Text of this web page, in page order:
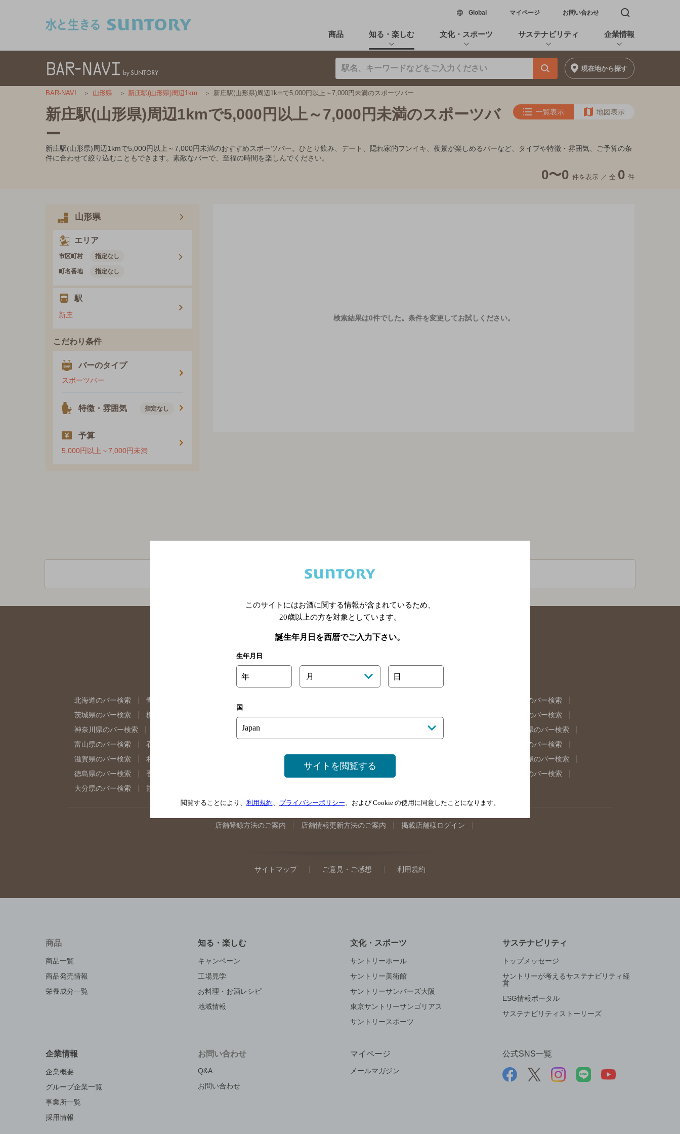
Global新しいウィンドウで開く
マイページ お問い合わせ 検索窓を開く
商品 知る・楽しむ 文化・スポーツ サステナビリティ 企業情報
現在地から探す
BAR-NAVI 山形県 新庄駅(山形県)周辺1km 新庄駅(山形県)周辺1kmで5,000円以上～7,000円未満のスポーツバー
新庄駅(山形県)周辺1kmで5,000円以上～7,000円未満のスポーツバ
ー
一覧表示 地図表示
新庄駅(山形県)周辺1kmで5,000円以上～7,000円未満のおすすめスポーツバー。ひとり飲み、デート、隠れ家的フンイキ、夜景が楽しめるバーなど、タイプや特徴・雰囲気、ご予算の条
件に合わせて絞り込むこともできます。素敵なバーで、至福の時間を楽しんでください。
0〜0 件を表示 ／ 全 0 件
山形県
エリア
市区町村 指定なし
町名番地 指定なし
駅
新庄
こだわり条件
バーのタイプ
スポーツバー
特徴・雰囲気 指定なし
予算
5,000円以上～7,000円未満
検索結果は0件でした。 条件を変更してお試しください。
関連ページ
北海道のバー検索 青森県のバー検索
福島県のバー検索
茨城県のバー検索
栃木県のバー検索
東京都のバー検索
神奈川県のバー検索
埼玉県のバー検索
岐阜県のバー検索
富山県のバー検索
石川県のバー検索
奈良県のバー検索
滋賀県のバー検索
和歌山県のバー検索 山口県のバー検索
島根県のバー検索
徳島県のバー検索
香川県のバー検索
佐賀県のバー検索
大分県のバー検索
熊本県のバー検索
店舗登録方法のご案内 店舗情報更新方法のご案内 掲載店舗様ログイン
サイトマップ ご意見・ご感想 利用規約
商品
商品一覧
商品発売情報
栄養成分一覧
知る・楽しむ
キャンペーン
工場見学
お料理・お酒レシピ
地域情報
文化・スポーツ
サントリーホール
サントリー美術館
サントリーサンバーズ大阪
東京サントリーサンゴリアス
サントリースポーツ
サステナビリティ
トップメッセージ
サントリーが考えるサステナビリティ経
営
ESG情報ポータル
サステナビリティストーリーズ
企業情報
企業概要
グループ企業一覧
事業所一覧
採用情報
お問い合わせ
Q&A
お問い合わせ
マイページ
メールマガジン
公式SNS一覧
このサイトにはお酒に関する情報が含まれているため、
20歳以上の方を対象としています。
誕生年月日を西暦でご入力下さい。
生年月日
年 月 日
国
サイトを閲覧する
閲覧することにより、 利用規約、 プライバシーポリシー、および Cookie の使用に同意したことになります。